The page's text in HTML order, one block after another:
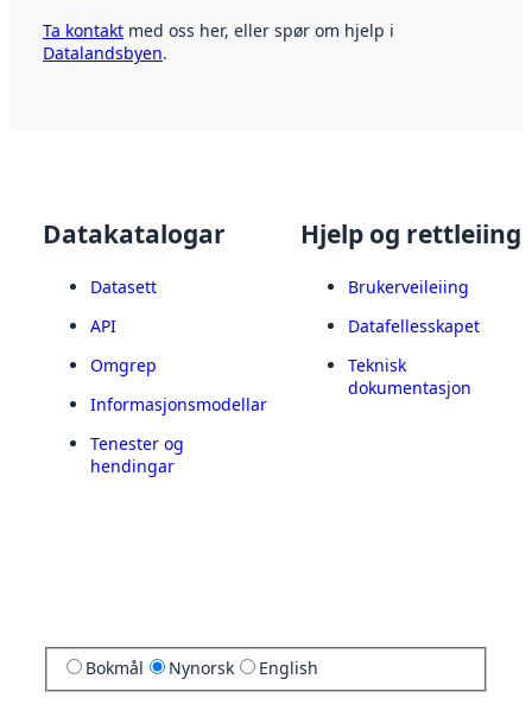
Ta kontakt med oss her, eller spør om hjelp i
Datalandsbyen.
Datakatalogar
Datasett
API
Omgrep
Informasjonsmodellar
Tenester og
hendingar
Hjelp og rettleiing
Brukerveileiing
Datafellesskapet
Teknisk
dokumentasjon
Bokmål Nynorsk English